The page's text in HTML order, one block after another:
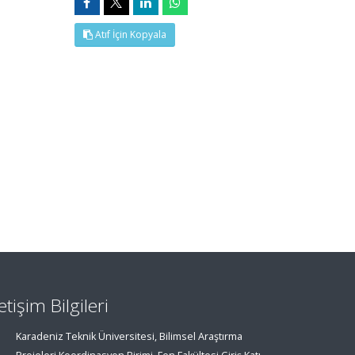
Atıf İçin Kopyala
Bilgileri
Karadeniz Teknik Üniversitesi, Bilimsel Araştırma